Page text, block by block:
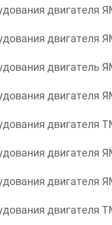
двигателя
двигателя
двигатель
двигателя
двигателя
двигателя
двигателя
двигателя